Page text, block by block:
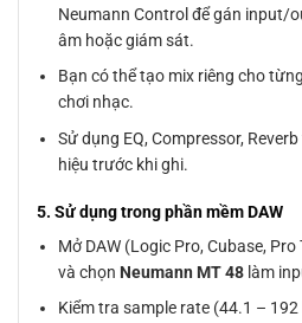
Neumann Control để gán input/
âm hoặc giám sát.
Bạn có thể tạo mix riêng cho
chơi nhạc.
Sử dụng EQ, Compressor,
hiệu trước khi ghi.
5. Sử dụng trong phần mềm DAW
Mở DAW (Logic Pro, Cubase, Pro
và chọn Neumann MT 48 làm
Kiểm tra sample rate (44.1 –